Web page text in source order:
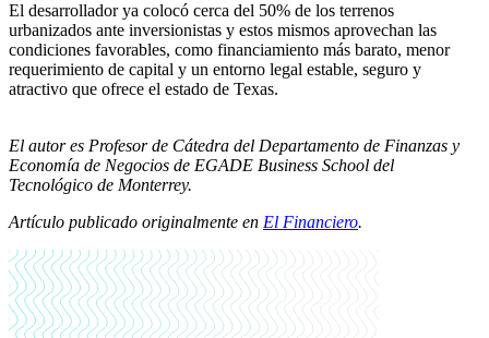
El desarrollador ya colocó cerca del 50% de los terrenos
urbanizados ante inversionistas y estos mismos aprovechan las
condiciones favorables, como financiamiento más barato, menor
requerimiento de capital y un entorno legal estable, seguro y
atractivo que ofrece el estado de Texas.
El autor es Profesor de Cátedra del Departamento de Finanzas y
Economía de Negocios de EGADE Business School del
Tecnológico de Monterrey.
Artículo publicado originalmente en El Financiero.